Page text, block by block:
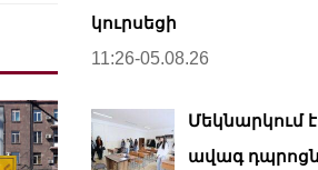
կուրսեցի
11:26-05.08.26
Մեկնարկում
ավագ